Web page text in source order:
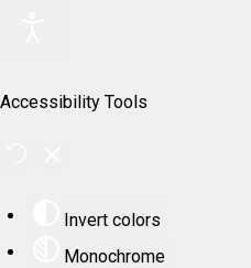
Accessibility Tools
Invert colors
Monochrome